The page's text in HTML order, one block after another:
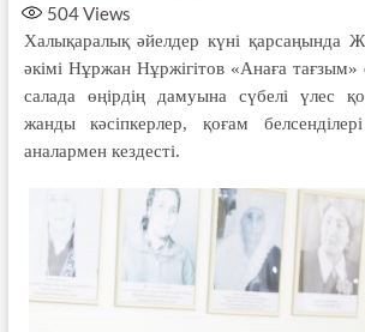
504Views
Халықаралық әйелдер күні қарсаңында
әкімі Нұржан Нұржігітов «Анаға тағзым»
салада өңірдің дамуына сүбелі үлес
жанды кәсіпкерлер, қоғам
аналармен кездесті.